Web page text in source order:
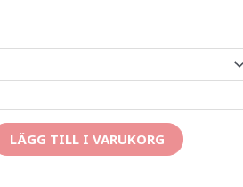
LÄGG TILL I VARUKORG